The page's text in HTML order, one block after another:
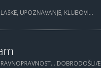
UPOZNAVANJE, KLUBOVI...
DOBRODOŠLI/E